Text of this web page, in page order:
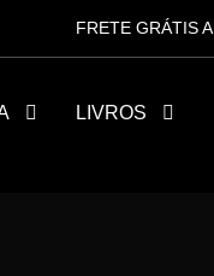
FRETE GRÁTIS
LIVROS